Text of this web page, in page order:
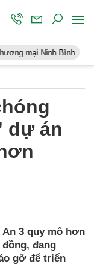
Điều hành
dự án
An 3 quy mô hơn
đang
gỡ để triển